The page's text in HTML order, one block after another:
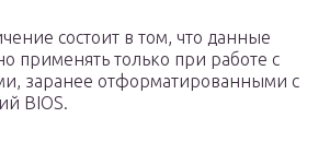
состоит в том, что данные
применять только при работе с
заранее отформатированными с
BIOS.